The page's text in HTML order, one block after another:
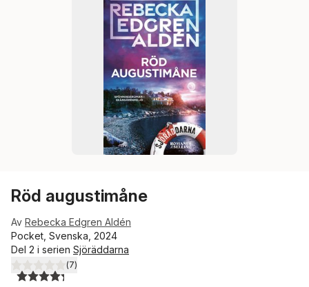
Röd augustimåne
Av Rebecka Edgren Aldén
Pocket, Svenska, 2024
Del 2 i serien Sjöräddarna
4,3utav 5 stjärnor. Totalt antal röster:
(7)